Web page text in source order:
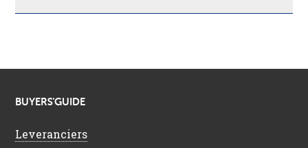
BUYERS’GUIDE
Leveranciers